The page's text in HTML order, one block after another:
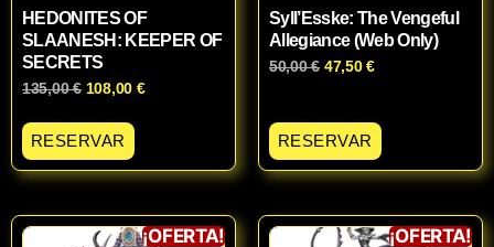
HEDONITES OF
SLAANESH: KEEPER OF
SECRETS
135,00€ 108,00 €
RESERVAR
Syll’Esske: The Vengeful
Allegiance (Web Only)
50,00€ 47,50€
RESERVAR
¡OFERTA! ¡OFERTA!